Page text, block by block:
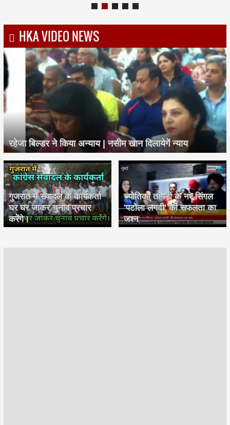
HKA VIDEO NEWS
रहेजा बिल्डर ने किया अन्याय | नसीम खान दिलायेगें न्याय
गुजरात में सेवादल के कार्यकर्ता
घर घर जाकर चुनाव प्रचार
करेंगे।
ज्योतिका तांगड़ी के नए सिंगल
'पटोला लगदी' की सफलता का
जश्न